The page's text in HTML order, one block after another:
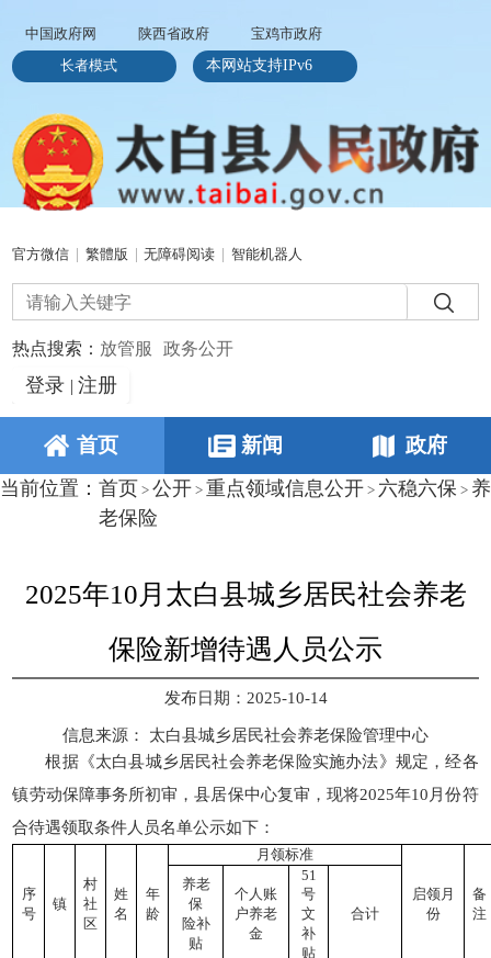
中国政府网 陕西省政府
宝鸡市政府
长者模式
本网站支持IPv6
官方微信 繁體版 无障碍阅读 智能机器人
热点搜索： 放管服 政务公开
登录 注册
首页 新闻 政府
当前位置： 首页 > 公开 > 重点领域信息公开 > 六稳六保 > 养
老保险
2025年10月太白县城乡居民社会养老
保险新增待遇人员公示
发布日期：2025-10-14
信息来源： 太白县城乡居民社会养老保险管理中心
根据《太白县城乡居民社会养老保险实施办法》规定，经各
镇劳动保障事务所初审，县居保中心复审，现将2025年10月份符
合待遇领取条件人员名单公示如下：
序
号
镇
村
社
区
姓
名
年
龄
月领标准
启领月
份
备
注
养老
保
险补
贴
个人账
户养老
金
51
号
文
补
贴
合计